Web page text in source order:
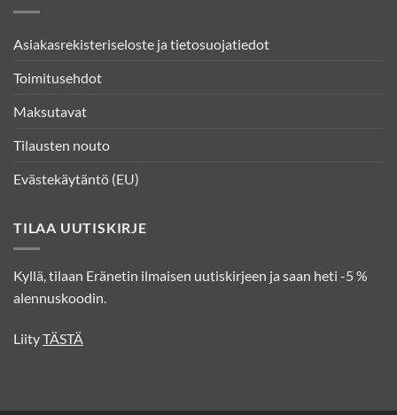
Asiakasrekisteriseloste ja tietosuojatiedot
Toimitusehdot
Maksutavat
Tilausten nouto
Evästekäytäntö (EU)
TILAA UUTISKIRJE
Kyllä, tilaan Eränetin ilmaisen uutiskirjeen ja saan heti -5 %
alennuskoodin.
LiityTÄSTÄ